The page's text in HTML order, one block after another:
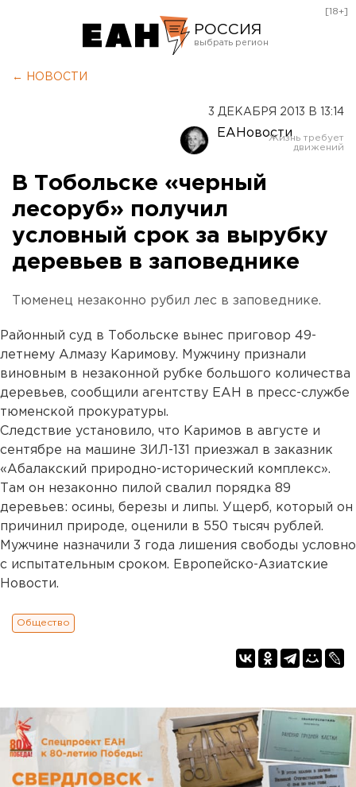
РОССИЯ
Оренбург
[18+]
← НОВОСТИ
3 ДЕКАБРЯ 2013 В 13:14
ЕАНовости
В Тобольске «черный
лесоруб» получил
условный срок за вырубку
деревьев в заповеднике
Тюменец незаконно рубил лес в заповеднике.
Районный суд в Тобольске вынес приговор 49-
летнему Алмазу Каримову. Мужчину признали
виновным в незаконной рубке большого количества
деревьев, сообщили агентству ЕАН в пресс-службе
тюменской прокуратуры.
Следствие установило, что Каримов в августе и
сентябре на машине ЗИЛ-131 приезжал в заказник
«Абалакский природно-исторический комплекс».
Там он незаконно пилой свалил порядка 89
деревьев: осины, березы и липы. Ущерб, который он
причинил природе, оценили в 550 тысяч рублей.
Мужчине назначили 3 года лишения свободы условно
с испытательным сроком. Европейско-Азиатские
Новости.
Общество